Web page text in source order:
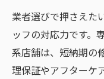
業者選びで押さえた
ッフの対応力です。
系店舗は、短納期の
理保証やアフターケ